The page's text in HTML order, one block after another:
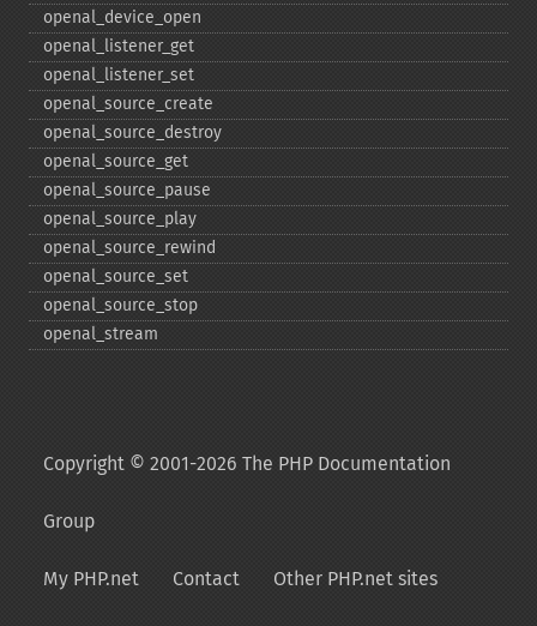
openal_​device_​open
openal_​listener_​get
openal_​listener_​set
openal_​source_​create
openal_​source_​destroy
openal_​source_​get
openal_​source_​pause
openal_​source_​play
openal_​source_​rewind
openal_​source_​set
openal_​source_​stop
openal_​stream
Copyright © 2001-2026 The PHP Documentation
Group
My PHP.net Contact Other PHP.net sites